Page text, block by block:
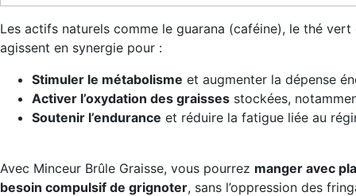
Les actifs naturels comme le guarana (caféine), le thé
agissent en synergie pour :
Stimuler le métabolisme et augmenter la dépense
Activer l’oxydation des graisses stockées,
Soutenir l’endurance et réduire la fatigue liée au
Avec Minceur Brûle Graisse, vous pourrez manger avec
besoin compulsif de grignoter, sans l’oppression des